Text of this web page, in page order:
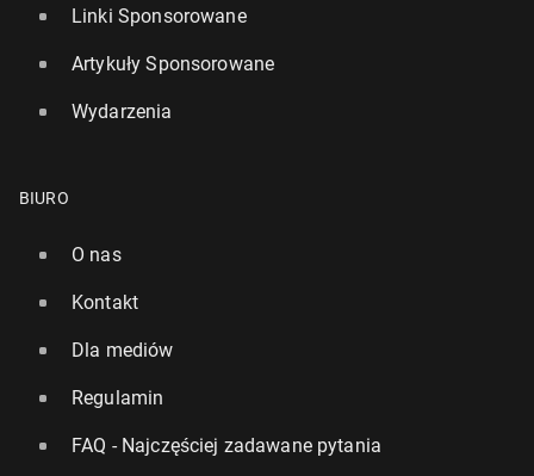
Linki Sponsorowane
Artykuły Sponsorowane
Wydarzenia
BIURO
O nas
Kontakt
Dla mediów
Regulamin
FAQ - Najczęściej zadawane pytania